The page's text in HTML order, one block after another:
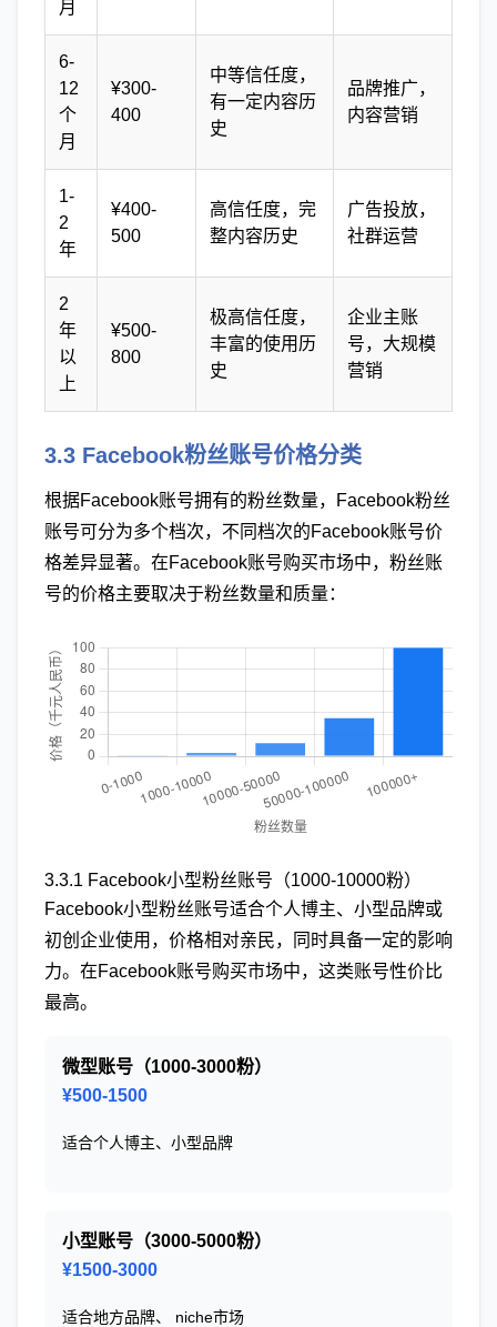
月
6-
12
个
月
¥300-
400
中等信任度，
有一定内容历
史
品牌推广，
内容营销
1-
2
年
¥400-
500
高信任度，完
整内容历史
广告投放，
社群运营
2
年
以
上
¥500-
800
极高信任度，
丰富的使用历
史
企业主账
号，大规模
营销
3.3 Facebook粉丝账号价格分类
根据Facebook账号拥有的粉丝数量，Facebook粉丝
账号可分为多个档次，不同档次的Facebook账号价
格差异显著。在Facebook账号购买市场中，粉丝账
号的价格主要取决于粉丝数量和质量：
3.3.1 Facebook小型粉丝账号（1000-10000粉）
Facebook小型粉丝账号适合个人博主、小型品牌或
初创企业使用，价格相对亲民，同时具备一定的影响
力。在Facebook账号购买市场中，这类账号性价比
最高。
微型账号（1000-3000粉）
¥500-1500
适合个人博主、小型品牌
小型账号（3000-5000粉）
¥1500-3000
适合地方品牌、 niche市场